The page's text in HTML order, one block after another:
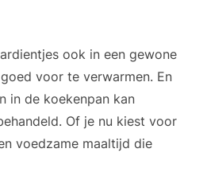
ook in een gewone
voor te verwarmen. En
in de koekenpan kan
Of je nu kiest voor
voedzame maaltijd die